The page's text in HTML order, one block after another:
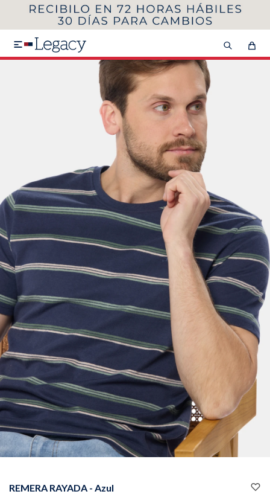

REMERA RAYADA - Azul
MI CUENTA
VER COLECCIÓN DE HOMBRE
SEGUNDA 50%
Remeras Camisas
Buzos Pantalones
Camperas Chalecos
Canguros